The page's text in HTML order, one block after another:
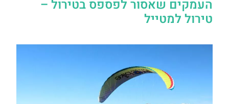
העמקים שאסור לפספס בטירול –
טירול למטייל